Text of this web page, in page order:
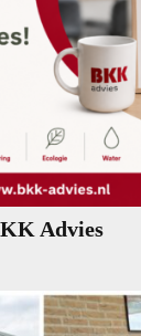
Advies